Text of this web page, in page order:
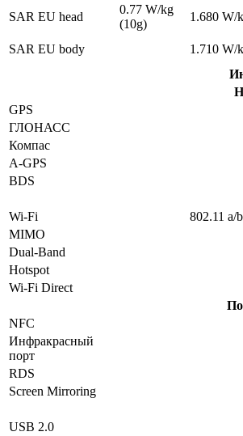
SAR EU head
0.77 W/kg
(10g)
1.680 W/
SAR EU body
1.710 W/
GPS
ГЛОНАСС
Компас
A-GPS
BDS
Wi-Fi
802.11 a/
MIMO
Dual-Band
Hotspot
Wi-Fi Direct
NFC
Инфракрасный
порт
RDS
Screen Mirroring
USB 2.0